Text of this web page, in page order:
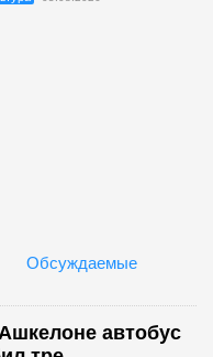
Обсуждаемые
автобус